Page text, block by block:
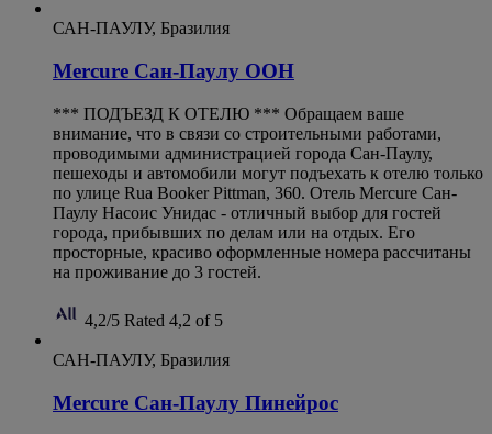
САН-ПАУЛУ, Бразилия
Mercure Сан-Паулу ООН
*** ПОДЪЕЗД К ОТЕЛЮ *** Обращаем ваше
внимание, что в связи со строительными работами,
проводимыми администрацией города Сан-Паулу,
пешеходы и автомобили могут подъехать к отелю только
по улице Rua Booker Pittman, 360. Отель Mercure Сан-
Паулу Насоис Унидас - отличный выбор для гостей
города, прибывших по делам или на отдых. Его
просторные, красиво оформленные номера рассчитаны
на проживание до 3 гостей.
4,2/5 Rated 4,2 of 5
САН-ПАУЛУ, Бразилия
Mercure Сан-Паулу Пинейрос